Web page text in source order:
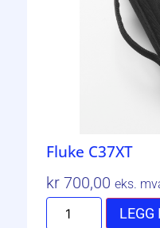
Fluke C37XT
kr700,00 eks.
LEGG